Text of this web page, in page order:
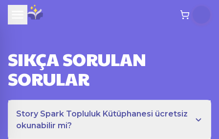
SIKÇA SORULAN
SORULAR
Story Spark Topluluk Kütüphanesi ücretsiz
okunabilir mi?